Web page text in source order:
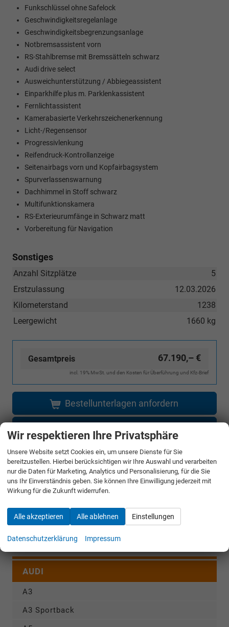
Funkschlüssel ohne Safelock
Geschwindigkeitsregelanlage
Geschwindigkeitsbegrenzungsanlage
Notbremsassistent vorn
RS-Stahlbremse mit Bremssätteln schwarz
Audi drive select
Ausweichunterstützung / Abbiegeassistent
Einparkhilfe plus m. Parklenkassistent
Fernlichtassistent
Kamerabasierte Verkehrszeichenerkennung
Licht-/Regensensor
Progressivlenkung
Reifendruck-Kontrollanzeige
Seitenairbags vorn und Kopfairbagsystem
Spurverlassenswarnung
Dachhimmel in Stoff schwarz
Multifunktionskamera
RS-Exterieurumfänge in Schwarz matt
Vorbereitung für Navigation
Sonstiges
5
Anzahl Sitzplätze
12.03.2026
Erstzulassung
1238
Kilometerstand
1660 kg
Leergewicht
Gesamtpreis 67.190,– €
incl. 19% MwSt. und den Kosten für Überführung und Kfz-Brief
Bestellunterlagen anfordern
Angebot anfordern
Merken
Jetzt anrufen
Rückruf anfordern
AUDI
A3
A3 Sportback
Wir respektieren Ihre Privatsphäre
Unsere Website setzt Cookies ein, um unsere Dienste für Sie
bereitzustellen. Hierbei berücksichtigen wir Ihre Auswahl und verarbeiten
nur die Daten für Marketing, Analytics und Personalisierung, für die Sie
uns Ihr Einverständnis geben. Sie können Ihre Einwilligung jederzeit mit
Wirkung für die Zukunft widerrufen.
Alle akzeptieren Alle ablehnen Einstellungen
Datenschutzerklärung Impressum